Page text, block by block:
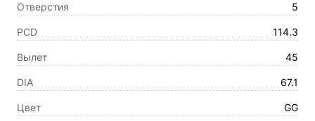
Отверстия 5
PCD 114.3
Вылет 45
DIA 67.1
Цвет GG